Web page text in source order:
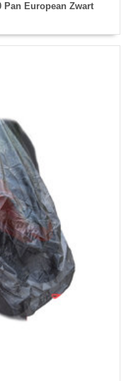
Pan European Zwart